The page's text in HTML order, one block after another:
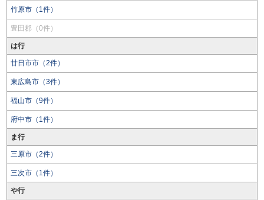
竹原市（1件）
豊田郡（0件）
は行
廿日市市（2件）
東広島市（3件）
福山市（9件）
府中市（1件）
ま行
三原市（2件）
三次市（1件）
や行